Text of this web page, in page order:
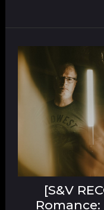
[S&V